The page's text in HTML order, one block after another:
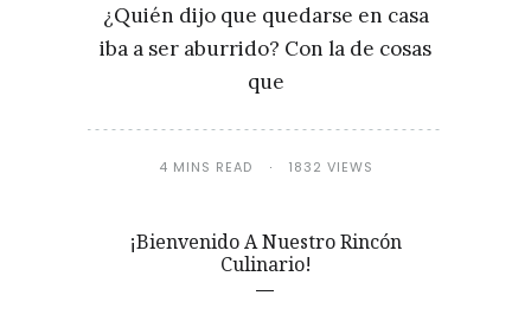
¿Quién dijo que quedarse en casa
iba a ser aburrido? Con la de cosas
que
4 MINS READ 1832 VIEWS
¡Bienvenido A Nuestro Rincón
Culinario!